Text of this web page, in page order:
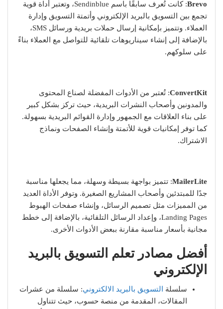
Brevo
: كانت تُعرف سابقًا باسم Sendinblue، وتعتبر أداة قوية
تجمع بين التسويق بالبريد الإلكتروني وأتمتة التسويق وإدارة
العملاء. وتتميز بإمكانية إرسال حملات بريدية ورسائل SMS،
بالإضافة إلى إنشاء سيناريوهات تلقائية للتواصل مع العملاء بناءً
على سلوكهم.
ConvertKit: تُعتبر من الأدوات المفضلة لصناع المحتوى
والمدونين وأصحاب النشرات البريدية، حيث تركز بشكل كبير
على بناء العلاقات مع الجمهور وإدارة القوائم البريدية بسهولة.
كما توفر إمكانيات قوية للأتمتة وإنشاء الصفحات ونماذج
الاشتراك.
MailerLite: تتميز بواجهة بسيطة وسهلة، مما يجعلها مناسبة
جدًا للمبتدئين وأصحاب المشاريع الصغيرة. وتوفر الأداة العديد
من المميزات مثل تصميم الرسائل، وإنشاء صفحات الهبوط
Landing Pages، وإعداد الرسائل التلقائية، بالإضافة إلى خطط
مجانية بأسعار مناسبة مقارنة ببعض الأدوات الأخرى.
أفضل مصادر تعلم التسويق بالبريد
الإلكتروني
سلسلة التسويق بالبريد الالكتروني: سلسلة من عشرات
المقالات، المقدمة من منصة حسوب، حيث تتناول